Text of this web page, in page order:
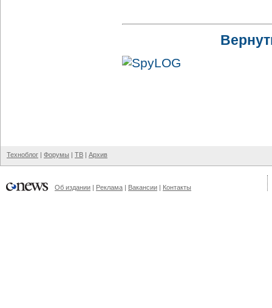
Техноблог | Форумы | ТВ | Архив
Об издании | Реклама | Вакансии | Контакты